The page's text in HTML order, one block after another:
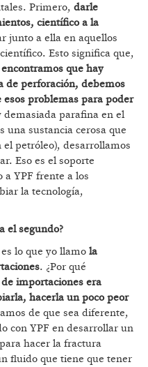
Primero, darle
científico a la
junto a ella en aquellos
Esto significa que,
que hay
de perforación, debemos
problemas para poder
demasiada parafina en el
una sustancia cerosa que
petróleo), desarrollamos
Eso es el soporte
a YPF frente a los
la tecnología,
el segundo?
lo que yo llamo la
. ¿Por qué
importaciones era
hacerla un poco peor
de que sea diferente,
con YPF en desarrollar un
hacer la fractura
fluido que tiene que tener